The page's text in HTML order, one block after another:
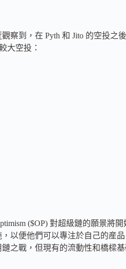
察到，在 Pyth 和 Jito 的空投之
大空投：
($OP) 對超級鏈的願景將
以便他們可以專注於自己的産品
之戰，但現有的流動性和橋樑